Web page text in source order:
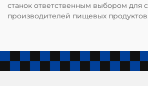
станок ответственным выбором для
производителей пищевых продуктов.